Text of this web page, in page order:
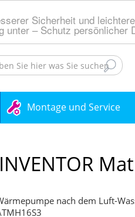
Sicherheit und
unter – Schutz persönlicher
Montage und Service
INVENTOR
nach dem Luft-